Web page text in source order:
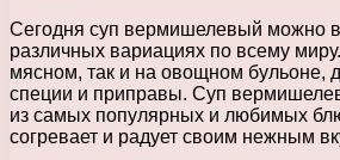
Сегодня суп вермишелевый можно
различных вариациях по всему
мясном, так и на овощном бульоне,
специи и приправы. Суп
из самых популярных и любимых
согревает и радует своим нежным